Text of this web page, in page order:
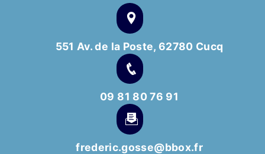
551 Av. de la Poste, 62780 Cucq
09 81 80 76 91
frederic.gosse@bbox.fr